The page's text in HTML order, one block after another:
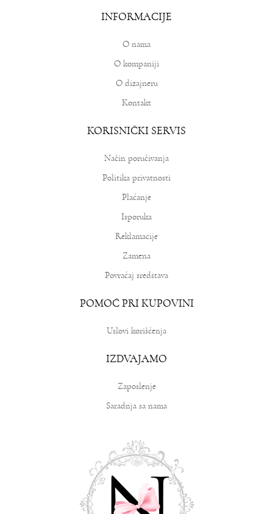
INFORMACIJE
O nama
O kompaniji
O dizajneru
Kontakt
KORISNIČKI SERVIS
Način poručivanja
Politika privatnosti
Plaćanje
Isporuka
Reklamacije
Zamena
Povraćaj sredstava
POMOĆ PRI KUPOVINI
Uslovi korišćenja
IZDVAJAMO
Zaposlenje
Saradnja sa nama